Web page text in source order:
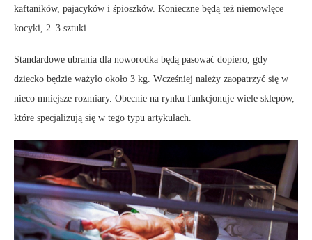
kaftaników, pajacyków i śpioszków. Konieczne będą też niemowlęce
kocyki, 2–3 sztuki.
Standardowe ubrania dla noworodka będą pasować dopiero, gdy
dziecko będzie ważyło około 3 kg. Wcześniej należy zaopatrzyć się w
nieco mniejsze rozmiary. Obecnie na rynku funkcjonuje wiele sklepów,
które specjalizują się w tego typu artykułach.